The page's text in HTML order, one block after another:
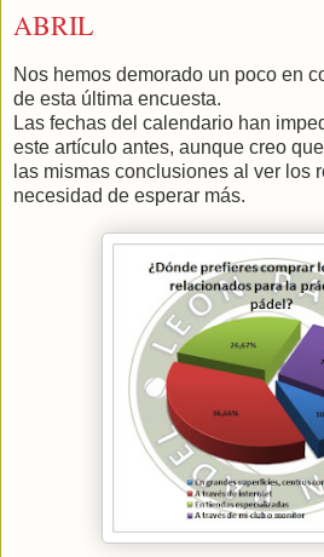
ABRIL
Nos hemos demorado un poco en
de esta última encuesta.
Las fechas del calendario han
este artículo antes, aunque creo
las mismas conclusiones al ver los
necesidad de esperar más.